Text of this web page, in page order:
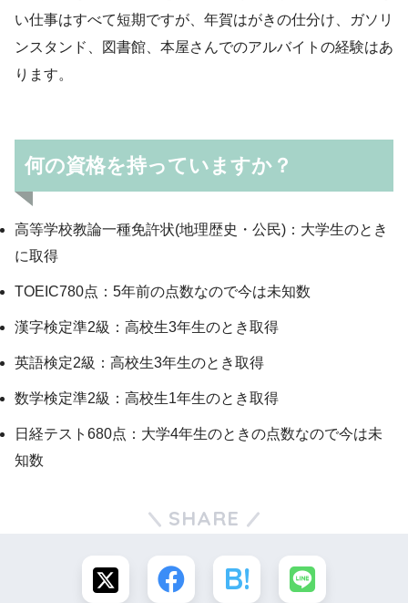
い仕事はすべて短期ですが、年賀はがきの仕分け、ガソリ
ンスタンド、図書館、本屋さんでのアルバイトの経験はあ
ります。
何の資格を持っていますか？
高等学校教論一種免許状(地理歴史・公民)：大学生のとき
に取得
TOEIC780点：5年前の点数なので今は未知数
漢字検定準2級：高校生3年生のとき取得
英語検定2級：高校生3年生のとき取得
数学検定準2級：高校生1年生のとき取得
日経テスト680点：大学4年生のときの点数なので今は未
知数
SHARE